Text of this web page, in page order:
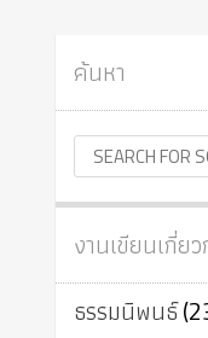
ค้นหา
งานเขียนเกี่ย
ธรรมนิพนธ์